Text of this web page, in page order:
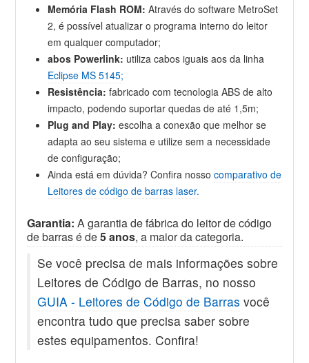
Memória Flash ROM: Através do software MetroSet
2, é possível atualizar o programa interno do leitor
em qualquer computador;
abos Powerlink: utiliza cabos iguais aos da linha
Eclipse MS 5145;
Resistência: fabricado com tecnologia ABS de alto
impacto, podendo suportar quedas de até 1,5m;
Plug and Play: escolha a conexão que melhor se
adapta ao seu sistema e utilize sem a necessidade
de configuração;
Ainda está em dúvida? Confira nossocomparativo de
Leitores de código de barras laser.
Garantia: A garantia de fábrica do leitor de código
de barras é de5 anos, a maior da categoria.
Se você precisa de mais informações sobre
Leitores de Código de Barras, no nosso
GUIA - Leitores de Código de Barras você
encontra tudo que precisa saber sobre
estes equipamentos. Confira!